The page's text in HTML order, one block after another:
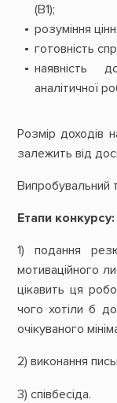
(В1);
розуміння
готовність
наявність
аналітичної
Розмір доходів
залежить від
Випробувальний
Етапи конкурсу:
1) подання
мотиваційного
цікавить ця
чого хотіли б
очікуваного
2) виконання
3) співбесіда.